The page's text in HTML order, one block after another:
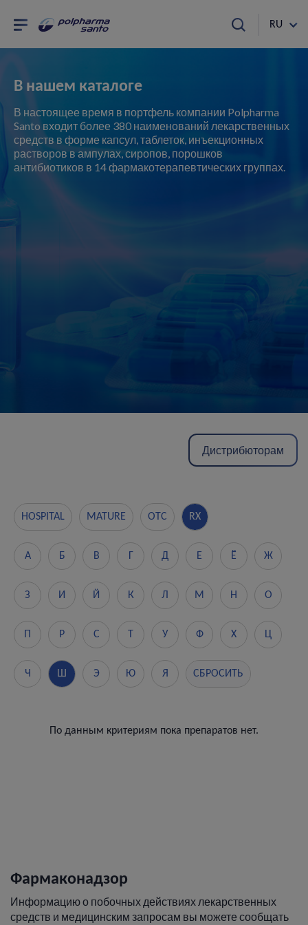
RU
В нашем каталоге
В настоящее время в портфель компании Polpharma
Santo входит более 380 наименований лекарственных
средств в форме капсул, таблеток, инъекционных
растворов в ампулах, сиропов, порошков
антибиотиков в 14 фармакотерапевтических группах.
Дистрибюторам
HOSPITAL MATURE OTC RX
А Б В Д Е Ё Ж
З И Й К Л М Н О
Р С У Ф Х Ц
Ч Ш Э Ю Я СБРОСИТЬ
По данным критериям пока препаратов нет.
Фармаконадзор
Информацию о побочных действиях лекарственных
средств и медицинским запросам вы можете сообщать